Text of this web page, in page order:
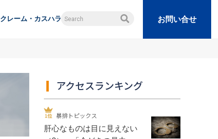
クレーム・カスハラ お問い合せ
アクセスランキング
暴排トピックス
肝心なものは目に見えない